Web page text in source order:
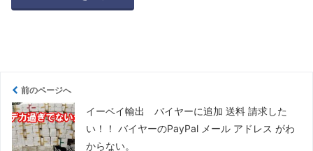
前のページへ
イーベイ輸出 バイヤーに追加 送料 請求した
い！！ バイヤーのPayPal メール アドレス がわ
からない。